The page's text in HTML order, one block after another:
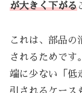
が大きく下がる
これは、部品の
されるためです
端に少ない「低
引されるケース